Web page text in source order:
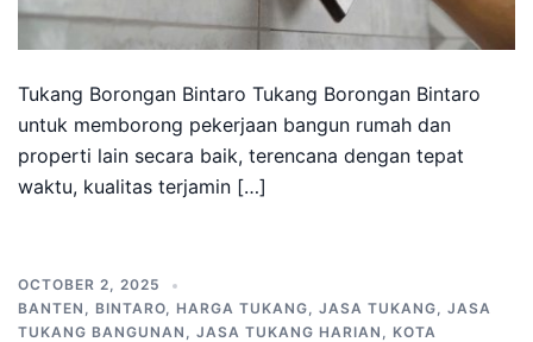
Tukang Borongan Bintaro Tukang Borongan Bintaro
untuk memborong pekerjaan bangun rumah dan
properti lain secara baik, terencana dengan tepat
waktu, kualitas terjamin […]
OCTOBER 2, 2025
BANTEN , BINTARO, HARGA TUKANG, JASA TUKANG, JASA
TUKANG BANGUNAN , JASA TUKANG HARIAN , KOTA